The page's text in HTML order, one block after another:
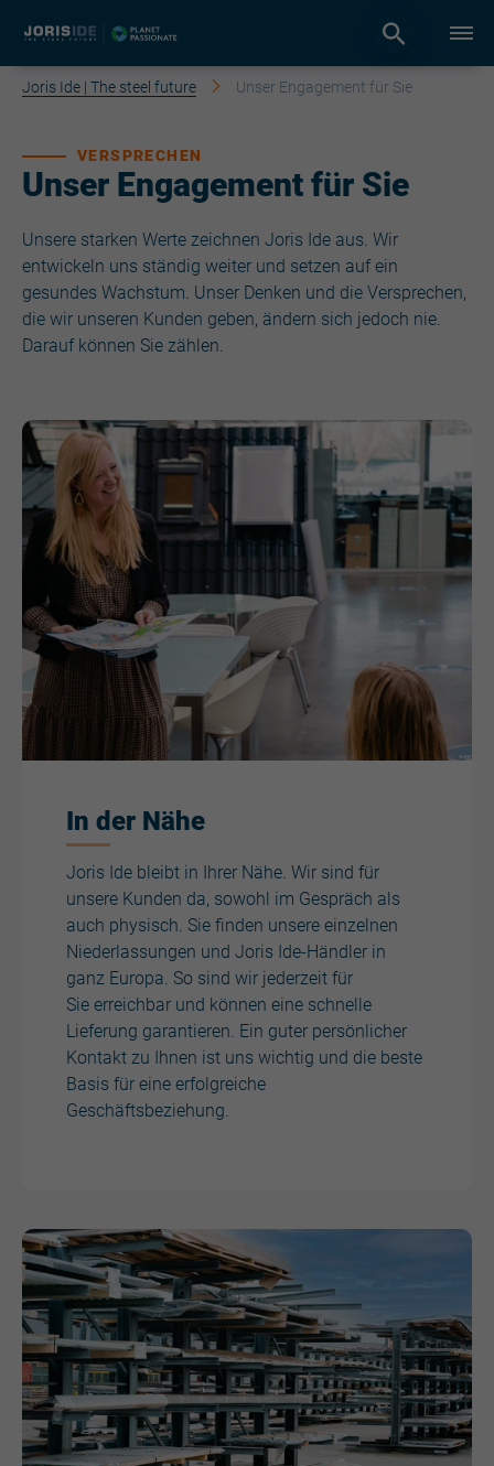
Joris Ide | The steel future Unser Engagement für Sie
Unser Engagement für Sie
VERSPRECHEN
Unsere starken Werte zeichnen Joris Ide aus. Wir
entwickeln uns ständig weiter und setzen auf ein
gesundes Wachstum. Unser Denken und die Versprechen,
die wir unseren Kunden geben, ändern sich jedoch nie.
Darauf können Sie zählen.
In der Nähe
Joris Ide bleibt in Ihrer Nähe. Wir sind für
unsere Kunden da, sowohl im Gespräch als
auch physisch. Sie finden unsere einzelnen
Niederlassungen und Joris Ide-Händler in
ganz Europa. So sind wir jederzeit für
Sie erreichbar und können eine schnelle
Lieferung garantieren. Ein guter persönlicher
Kontakt zu Ihnen ist uns wichtig und die beste
Basis für eine erfolgreiche
Geschäftsbeziehung.